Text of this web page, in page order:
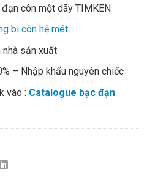
côn một dãy TIMKEN
bi côn hệ mét
nhà sản xuất
– Nhập khẩu nguyên chiếc
vào : Catalogue bạc đạn